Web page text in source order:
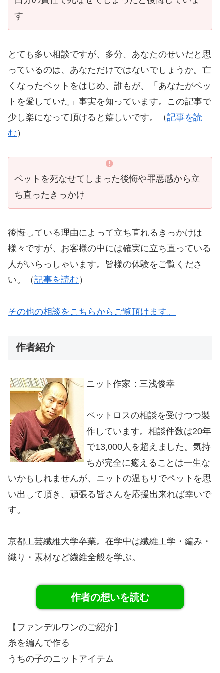
す
とても多い相談ですが、多分、あなたのせいだと思
っているのは、あなただけではないでしょうか。亡
くなったペットをはじめ、誰もが、「あなたがペッ
トを愛していた」事実を知っています。この記事で
少し楽になって頂けると嬉しいです。（記事を読
む ）
ペットを死なせてしまった後悔や罪悪感から立
ち直ったきっかけ
後悔している理由によって立ち直れるきっかけは
様々ですが、お客様の中には確実に立ち直っている
人がいらっしゃいます。皆様の体験をご覧くださ
い。（記事を読む ）
その他の相談をこちらからご覧頂けます。
作者紹介
ニット作家：三浅俊幸
ペットロスの相談を受けつつ製
作しています。相談件数は20年
で13,000人を超えました。気持
ちが完全に癒えることは一生な
いかもしれませんが、ニットの温もりでペットを思
い出して頂き、頑張る皆さんを応援出来れば幸いで
す。
京都工芸繊維大学卒業。在学中は繊維工学・編み・
織り・素材など繊維全般を学ぶ。
作者の想いを読む
【ファンデルワンのご紹介】
糸を編んで作る
うちの子のニットアイテム